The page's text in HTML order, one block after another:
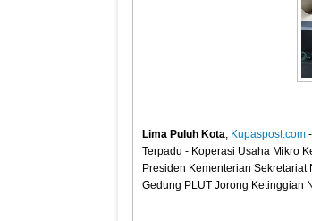
Lima Puluh Kota, Kupaspost.com
Terpadu - Koperasi Usaha Mikro
Presiden Kementerian
Gedung PLUT Jorong Ketinggian